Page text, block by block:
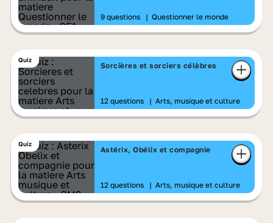
9 questions | Questionner le monde
Quiz
Sorcières et sorciers célèbres
12 questions | Arts, musique et culture
Quiz
Astérix, Obélix et compagnie
12 questions | Arts, musique et culture